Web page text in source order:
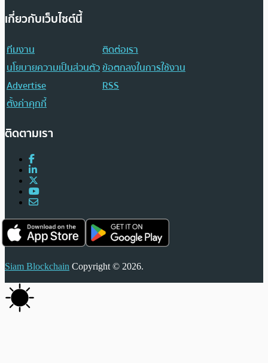
เกี่ยวกับเว็บไซต์นี้
ทีมงาน
ติดต่อเรา
นโยบายความเป็นส่วนตัวข้อตกลงในการใช้งาน
Advertise
RSS
ตั้งค่าคุกกี้
ติดตามเรา
Siam Blockchain Copyright © 2026.